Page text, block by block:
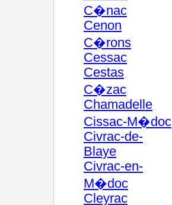
C�nac
Cenon
C�rons
Cessac
Cestas
C�zac
Chamadelle
Cissac-M�doc
Civrac-de-
Blaye
Civrac-en-
M�doc
Cleyrac